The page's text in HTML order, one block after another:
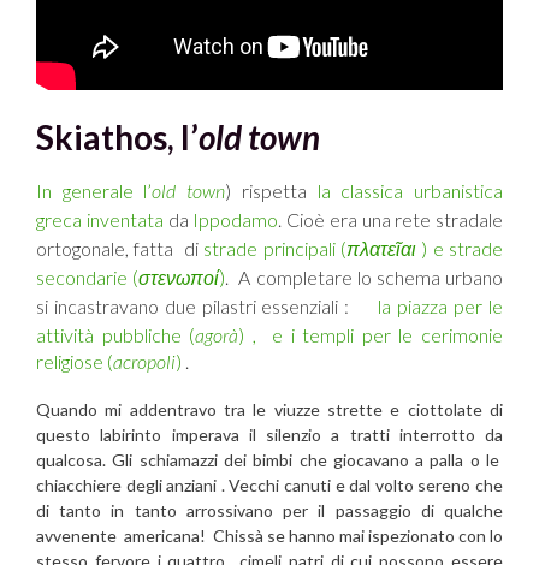
Skiathos, l’old town
In generale l’old town) rispetta la classica urbanistica
greca inventata da Ippodamo. Cioè era una rete stradale
ortogonale, fatta di strade principali (πλατεῖαι ) e strade
secondarie (στενωποί). A completare lo schema urbano
si incastravano due pilastri essenziali :
la piazza per le
attività pubbliche (agorà) , e i templi per le cerimonie
religiose (acropoli) .
Quando mi addentravo tra le viuzze strette e ciottolate di
questo labirinto imperava il silenzio a tratti interrotto da
qualcosa. Gli schiamazzi dei bimbi che giocavano a palla o le
chiacchiere degli anziani . Vecchi canuti e dal volto sereno che
di tanto in tanto arrossivano per il passaggio di qualche
avvenente americana! Chissà se hanno mai ispezionato con lo
stesso fervore i quattro cimeli patri di cui possono essere